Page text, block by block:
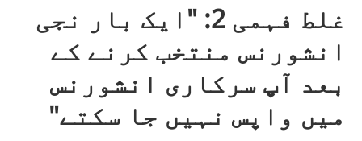
غلط فہمی 2: "ایک بار نجی
انشورنس منتخب کرنے کے
بعد آپ سرکاری انشورنس
میں واپس نہیں جا سکتے"